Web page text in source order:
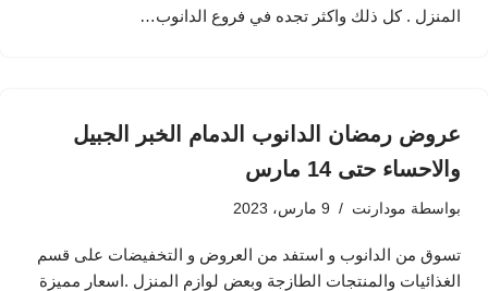
المنزل . كل ذلك واكثر تجده في فروع الدانوب…
عروض رمضان الدانوب الدمام الخبر الجبيل
والاحساء حتى 14 مارس
بواسطة مودارنت 9 مارس، 2023
تسوق من الدانوب و استفد من العروض و التخفيضات على قسم
الغذائيات والمنتجات الطازجة وبعض لوازم المنزل .اسعار مميزة